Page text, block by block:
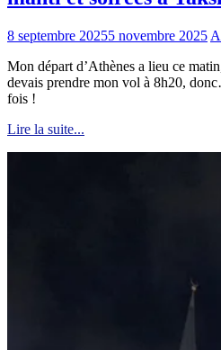
8 septembre 20255 novembre 2025
Mon départ d’Athènes a lieu ce
devais prendre mon vol à 8h20,
fois !
Lire la suite...